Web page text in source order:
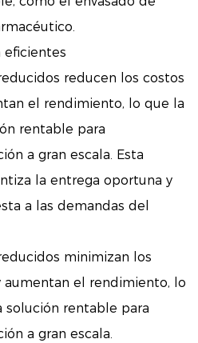
eficientes
reducen los costos
el rendimiento, lo que la
rentable para
a gran escala. Esta
la entrega oportuna y
a las demandas del
minimizan los
el rendimiento, lo
solución rentable para
a gran escala.